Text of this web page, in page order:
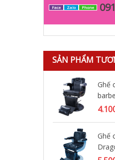
Face Zalo Phone
SẢN PHẨM
Ghế
Ghế